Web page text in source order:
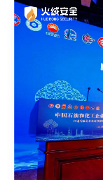
安全作为首批成